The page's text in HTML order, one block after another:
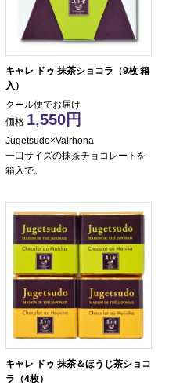
キャレ ドゥ 抹茶ショコラ（9枚 箱
入）
クール便でお届け
価格 1,550
Jugetsudo×Valrhona
一口サイズの抹茶チョコレートを
箱入で。
キャレ ドゥ 抹茶＆ほうじ茶ショコ
ラ（4枚）